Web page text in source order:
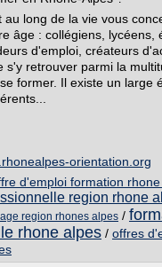
au long de la vie vous
âge : collégiens, lycéens,
d'emploi, créateurs
s'y retrouver parmi la
former. Il existe un large
orientation.org
d'emploi formation
region rhone
region rhones alpes /
rhone alpes / offres